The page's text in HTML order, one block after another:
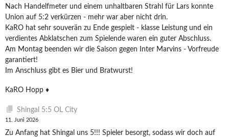
Nach Handelfmeter und einem unhaltbaren Strahl für Lars konnte
Union auf 5:2 verkürzen - mehr war aber nicht drin.
KaRO hat sehr souverän zu Ende gespielt - klasse Leistung und ein
verdientes Abklatschen zum Spielende waren ein guter Abschluss.
Am Montag beenden wir die Saison gegen Inter Marvins - Vorfreude
garantiert!
Im Anschluss gibt es Bier und Bratwurst!
KaRO Hopp ♦️
Shingal 5:5 OL City
11. Juni 2026
Zu Anfang hat Shingal uns 5!!! Spieler besorgt, sodass wir doch auf